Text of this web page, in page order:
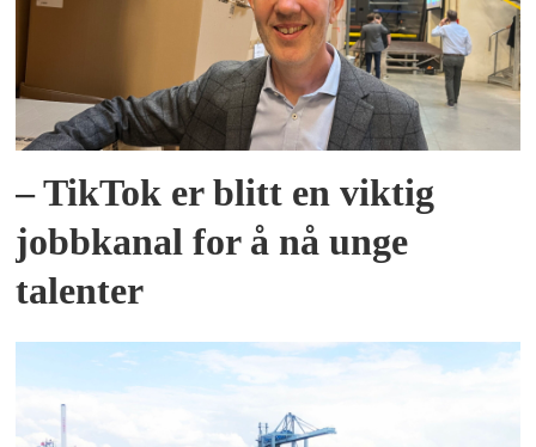
– TikTok er blitt en viktig
jobbkanal for å nå unge
talenter